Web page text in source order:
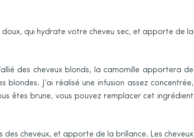
qui hydrate votre cheveu sec, et apporte de la
des cheveux blonds, la camomille apportera de
J’ai réalisé une infusion assez concentrée,
êtes brune, vous pouvez remplacer cet ingrédient
des cheveux, et apporte de la brillance. Les cheveux